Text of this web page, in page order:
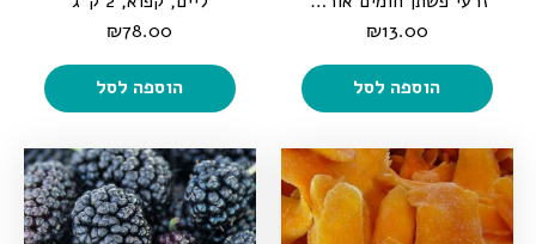
₪13.00
הוספה לסל
₪78.00
הוספה לסל